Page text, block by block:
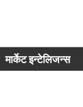
मार्केट इन्टेलिजन्स